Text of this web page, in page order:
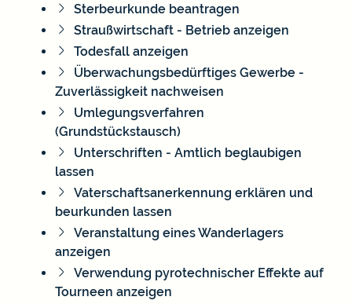
Sterbeurkunde beantragen
Straußwirtschaft - Betrieb anzeigen
Todesfall anzeigen
Überwachungsbedürftiges Gewerbe -
Zuverlässigkeit nachweisen
Umlegungsverfahren
(Grundstückstausch)
Unterschriften - Amtlich beglaubigen
lassen
Vaterschaftsanerkennung erklären und
beurkunden lassen
Veranstaltung eines Wanderlagers
anzeigen
Verwendung pyrotechnischer Effekte auf
Tourneen anzeigen